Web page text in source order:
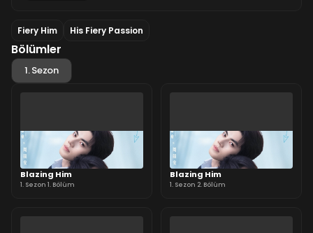
Fiery Him His Fiery Passion
Bölümler
1. Sezon
Blazing Him
1. Sezon 1. Bölüm
Blazing Him
1. Sezon 2. Bölüm